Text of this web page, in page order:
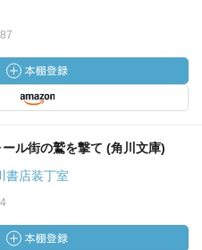
87
ール街の鷲を撃て (角川文庫)
書店装丁室